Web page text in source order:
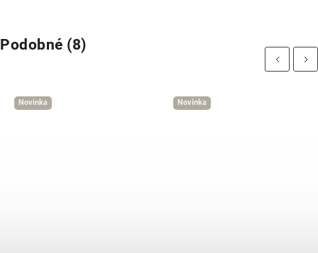
Podobné (8)
Previous Next